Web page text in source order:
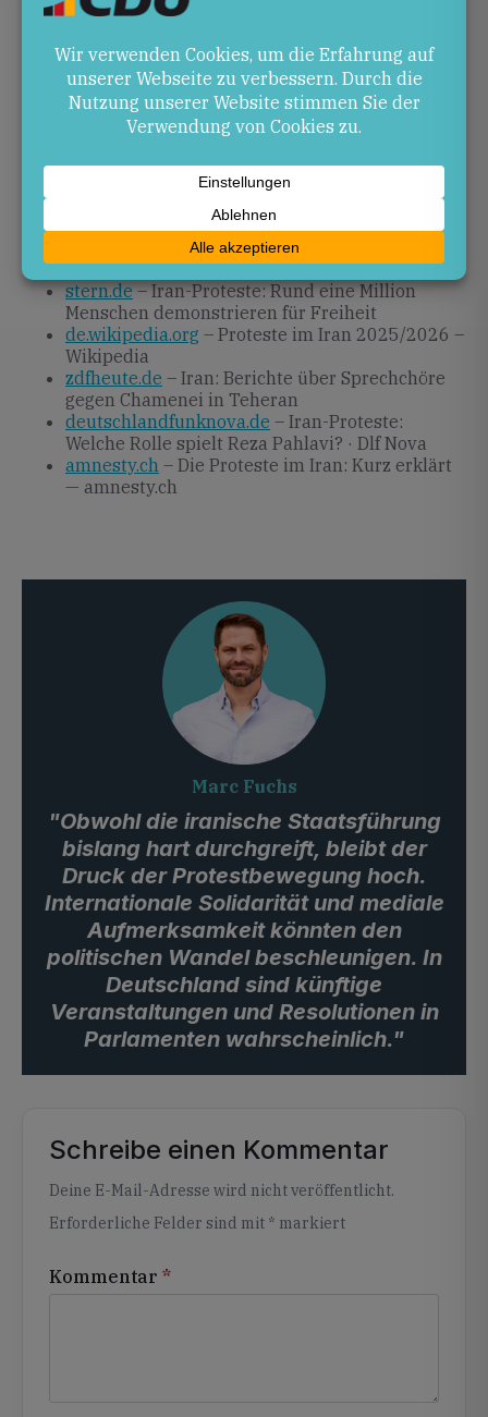
Obwohl die iranische Staatsführung bislang hart
durchgreift, bleibt der Druck der Protestbewegung
hoch. Internationale Solidarität und mediale
Aufmerksamkeit könnten den politischen Wandel
beschleunigen. In Deutschland sind künftige
Quellen
stern.de– Iran-Proteste: Rund eine Million
Menschen demonstrieren für Freiheit
de.wikipedia.org – Proteste im Iran 2025/2026 –
Wikipedia
zdfheute.de – Iran: Berichte über Sprechchöre
gegen Chamenei in Teheran
deutschlandfunknova.de – Iran-Proteste:
Welche Rolle spielt Reza Pahlavi? · Dlf Nova
amnesty.ch – Die Proteste im Iran: Kurz erklärt
— amnesty.ch
Marc Fuchs
"Obwohl die iranische Staatsführung
bislang hart durchgreift, bleibt der
Druck der Protestbewegung hoch.
Internationale Solidarität und mediale
Aufmerksamkeit könnten den
politischen Wandel beschleunigen. In
Deutschland sind künftige
Veranstaltungen und Resolutionen in
Parlamenten wahrscheinlich."
Schreibe einen Kommentar
Deine E-Mail-Adresse wird nicht veröffentlicht.
Erforderliche Felder sind mit * markiert
Kommentar *
Alternative: